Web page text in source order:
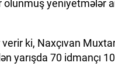
olunmuş yeniyetmələr
verir ki, Naxçıvan
yarışda 70 idmançı